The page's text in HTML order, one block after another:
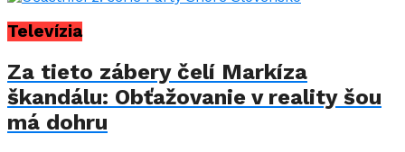
Televízia
Za tieto zábery čelí Markíza
škandálu: Obťažovanie v reality šou
má dohru